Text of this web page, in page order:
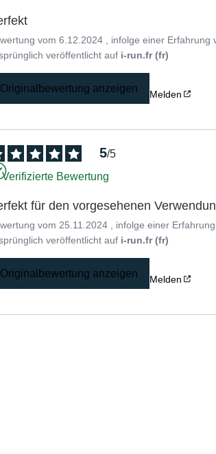
vom6.12.2024 , infolge einer Erfahrung
veröffentlicht auf i-run.fr (fr)
Originalbewertung anzeigen Melden
5/5
Verifizierte Bewertung
für den vorgesehenen
vom25.11.2024 , infolge einer
veröffentlicht auf i-run.fr (fr)
Originalbewertung anzeigen Melden